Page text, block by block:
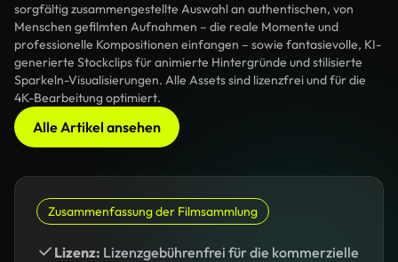
sorgfältig zusammengestellte Auswahl an authentischen, von
Menschen gefilmten Aufnahmen – die reale Momente und
professionelle Kompositionen einfangen – sowie fantasievolle, KI-
generierte Stockclips für animierte Hintergründe und stilisierte
Sparkeln-Visualisierungen. Alle Assets sind lizenzfrei und für die
4K-Bearbeitung optimiert.
Alle Artikel ansehen
Zusammenfassung der Filmsammlung
Lizenz: Lizenzgebührenfrei für die kommerzielle